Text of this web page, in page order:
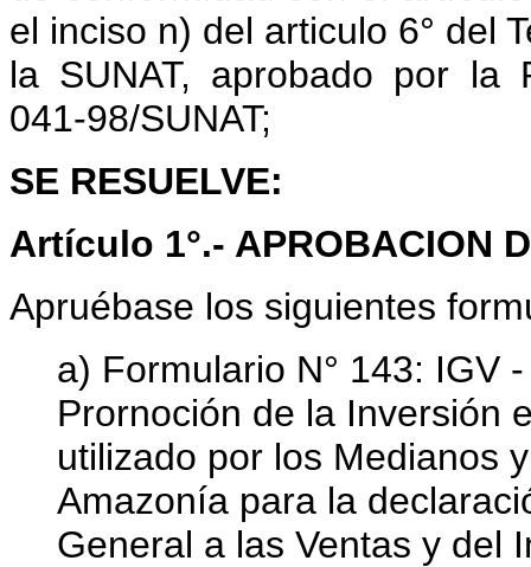
el inciso n) del articulo 6° del
la SUNAT, aprobado por la
041-98/SUNAT;
SE RESUELVE:
Artículo 1°.- APROBACION
Apruébase los siguientes
a) Formulario N° 143: IGV
Prornoción de la Inversión
utilizado por los Medianos
Amazonía para la
General a las Ventas y del